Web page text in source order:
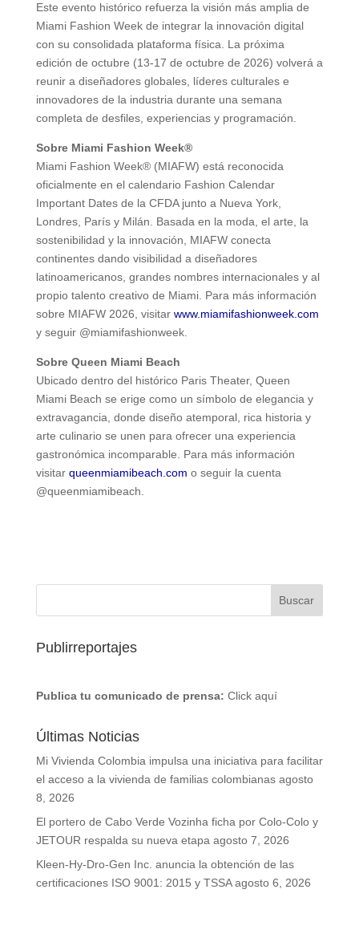
Este evento histórico refuerza la visión más amplia de
Miami Fashion Week de integrar la innovación digital
con su consolidada plataforma física. La próxima
edición de octubre (13-17 de octubre de 2026) volverá a
reunir a diseñadores globales, líderes culturales e
innovadores de la industria durante una semana
completa de desfiles, experiencias y programación.
Sobre Miami Fashion Week®
Miami Fashion Week® (MIAFW) está reconocida
oficialmente en el calendario Fashion Calendar
Important Dates de la CFDA junto a Nueva York,
Londres, París y Milán. Basada en la moda, el arte, la
sostenibilidad y la innovación, MIAFW conecta
continentes dando visibilidad a diseñadores
latinoamericanos, grandes nombres internacionales y al
propio talento creativo de Miami. Para más información
sobre MIAFW 2026, visitar www.miamifashionweek.com
y seguir @miamifashionweek.
Sobre Queen Miami Beach
Ubicado dentro del histórico Paris Theater, Queen
Miami Beach se erige como un símbolo de elegancia y
extravagancia, donde diseño atemporal, rica historia y
arte culinario se unen para ofrecer una experiencia
gastronómica incomparable. Para más información
visitar queenmiamibeach.com o seguir la cuenta
@queenmiamibeach.
Publirreportajes
Publica tu comunicado de prensa: Click aquí
Últimas Noticias
Mi Vivienda Colombia impulsa una iniciativa para facilitar
el acceso a la vivienda de familias colombianas agosto
8, 2026
El portero de Cabo Verde Vozinha ficha por Colo-Colo y
JETOUR respalda su nueva etapa agosto 7, 2026
Kleen-Hy-Dro-Gen Inc. anuncia la obtención de las
certificaciones ISO 9001: 2015 y TSSA agosto 6, 2026